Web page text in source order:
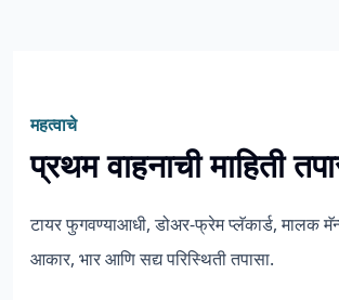
महत्वाचे
प्रथम वाहनाची माहिती
टायर फुगवण्याआधी, डोअर-फ्रेम प्लॅकार्ड, मालक
आकार, भार आणि सद्य परिस्थिती तपासा.